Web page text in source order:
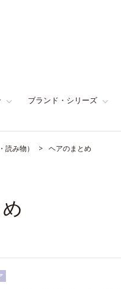
ブランド・シリーズ
読み物） ヘアのまとめ